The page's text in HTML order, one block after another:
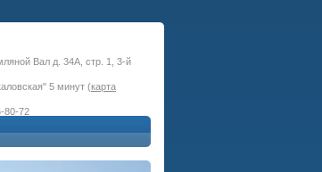
Вал д. 34А, стр. 1, 3-й
5 минут (карта
80-72